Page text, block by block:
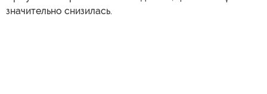
значительно снизилась.